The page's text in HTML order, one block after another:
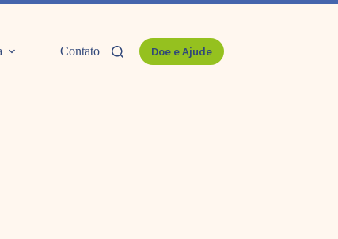
Contato Doe e Ajude